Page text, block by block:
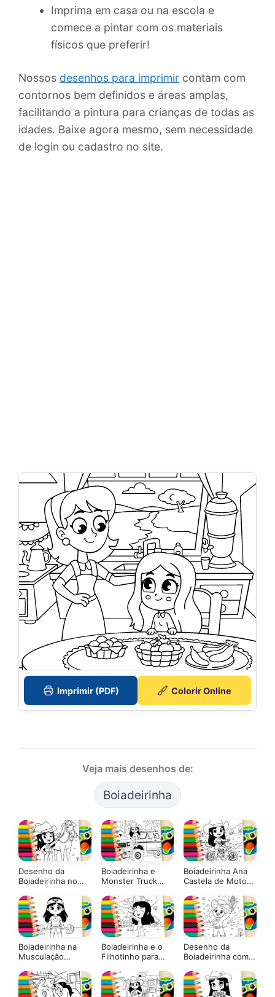
Imprima em casa ou na escola e
comece a pintar com os materiais
físicos que preferir!
Nossos desenhos para imprimir contam com
contornos bem definidos e áreas amplas,
facilitando a pintura para crianças de todas as
idades. Baixe agora mesmo, sem necessidade
de login ou cadastro no site.
Imprimir (PDF) Colorir Online
Veja mais desenhos de:
Boiadeirinha
Desenho da
Boiadeirinha no
Colorir: Pinte
Online ou Imprima
Grátis
Boiadeirinha e
Monster Truck
GRÁTIS ▷ Pinte no
Celular
Boiadeirinha Ana
Castela de Moto
GRÁTIS
Boiadeirinha na
Musculação
Online
Boiadeirinha e o
Filhotinho para
Pinte Online
Desenho da
Boiadeirinha com